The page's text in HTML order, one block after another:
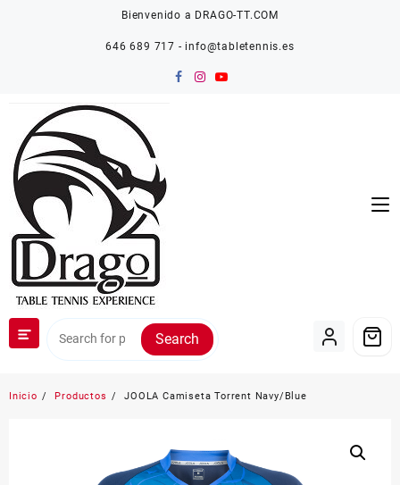
Bienvenido a DRAGO-TT.COM
646 689 717 - info@tabletennis.es
Search
Inicio Productos JOOLA Camiseta Torrent Navy/Blue